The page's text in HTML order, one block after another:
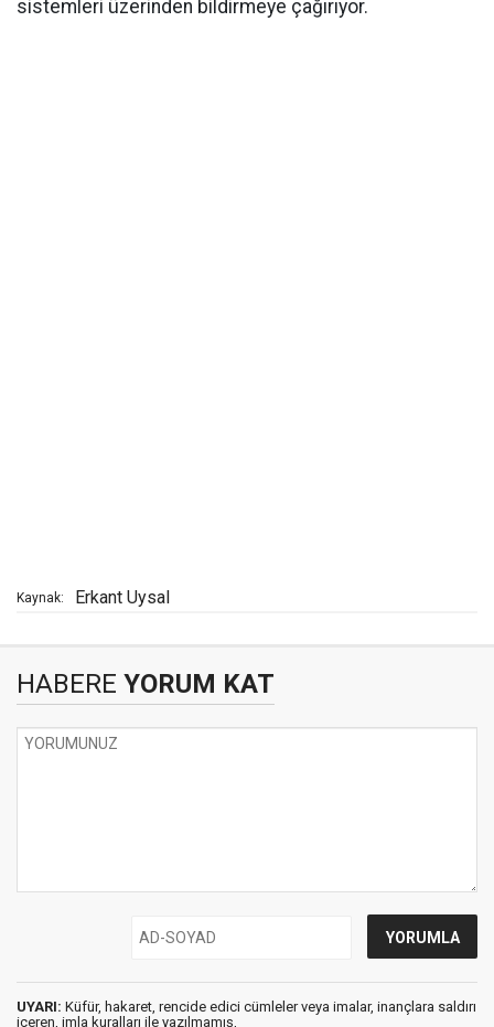
sistemleri üzerinden bildirmeye çağırıyor.
Kaynak: Erkant Uysal
HABERE YORUM KAT
UYARI: Küfür, hakaret, rencide edici cümleler veya imalar, inançlara saldırı
içeren, imla kuralları ile yazılmamış,